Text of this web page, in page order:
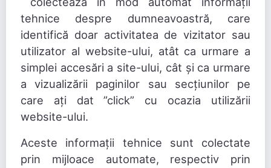
tehnice despre dumneavoastră, care
identifică doar activitatea de vizitator sau
utilizator al website-ului, atât ca urmare a
simplei accesări a site-ului, cât și ca urmare
a vizualizării paginilor sau secțiunilor pe
care ați dat ”click” cu ocazia utilizării
website-ului.
Aceste informații tehnice sunt colectate
prin mijloace automate, respectiv prin